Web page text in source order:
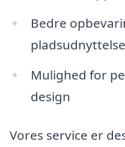
Bedre
pladsudnyttelse
Mulighed for
design
Vores service er